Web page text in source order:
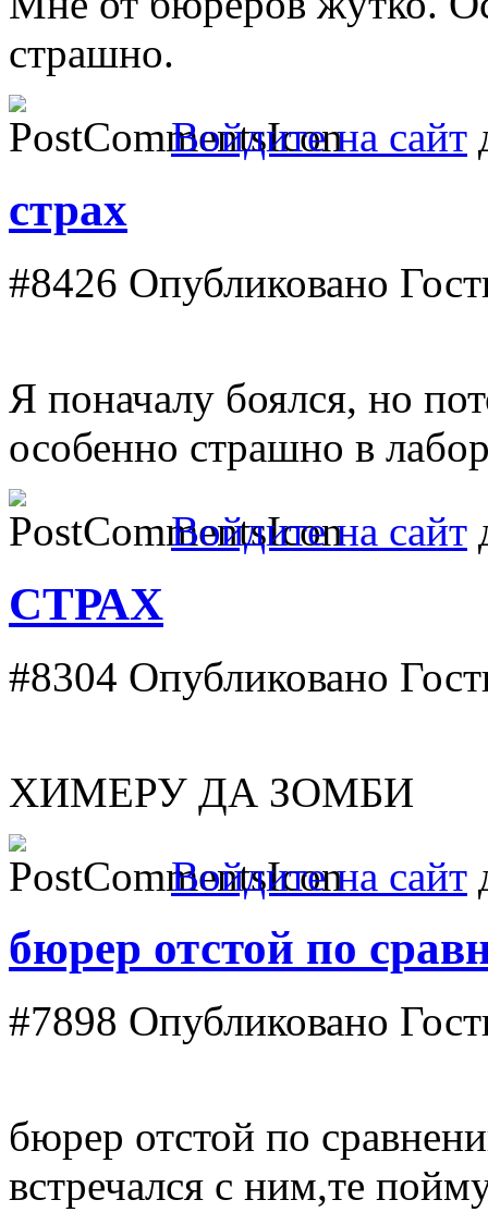
страшно.
Войдите на сайт
страх
#8426 Опубликовано
Я поначалу боялся, но
особенно страшно в
Войдите на сайт
СТРАХ
#8304 Опубликовано
ХИМЕРУ ДА ЗОМБИ
Войдите на сайт
бюрер отстой по
#7898 Опубликовано
бюрер отстой по
встречался с ним,те